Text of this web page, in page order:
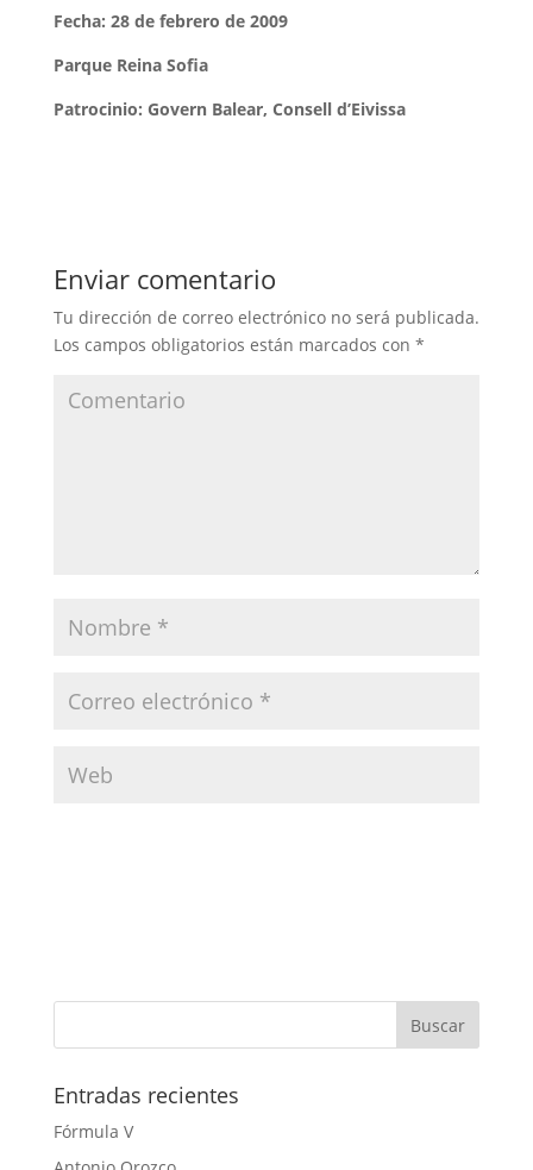
Fecha: 28 de febrero de 2009
Parque Reina Sofia
Patrocinio: Govern Balear, Consell d’Eivissa
Enviar comentario
Tu dirección de correo electrónico no será publicada.
Los campos obligatorios están marcados con *
Entradas recientes
Fórmula V